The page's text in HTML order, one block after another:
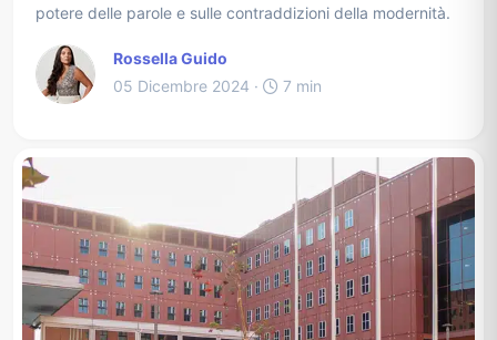
potere delle parole e sulle contraddizioni della modernità.
Rossella Guido
05 Dicembre 2024 ·
7 min